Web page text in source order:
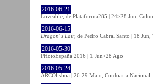
2016-06-21
Loveable, de Plataforma285 | 24>28 Jun,
2016-06-15
Dragon´s Lair, de Pedro Cabral Santo | 18 Jun,
2016-05-30
PHotoEspaña 2016 | 1 Jun>28 Ago
2016-05-24
ARCOlisboa | 26-29 Maio, Cordoaria Nacional